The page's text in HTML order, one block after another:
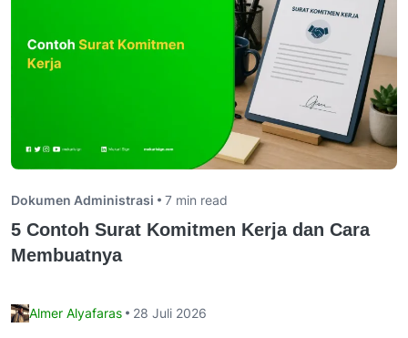
Dokumen Administrasi 7 min read
5 Contoh Surat Komitmen Kerja dan Cara
Membuatnya
Almer Alyafaras 28 Juli 2026